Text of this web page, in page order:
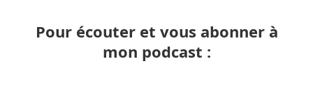
Pour écouter et vous abonner à
mon podcast :